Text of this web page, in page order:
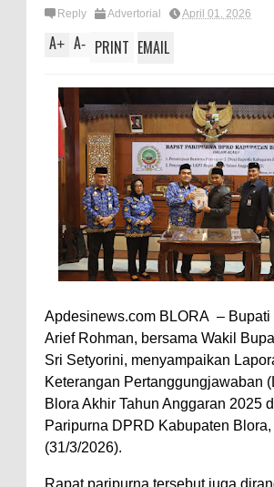
Reply Advertorial April 01, 2026
A+ A- PRINT EMAIL
‎Apdesinews.com BLORA – Bupati
Arief Rohman, bersama Wakil
Sri Setyorini, menyampaikan
Keterangan Pertanggungjawaban
Blora Akhir Tahun Anggaran 2025
Paripurna DPRD Kabupaten
(31/3/2026).
‎Rapat paripurna tersebut juga